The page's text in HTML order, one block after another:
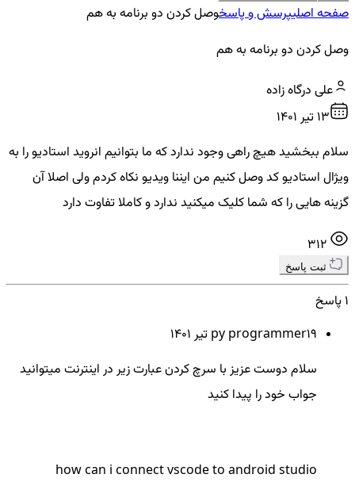
صفحه اصلیپرسش و پاسخوصل کردن دو برنامه به هم
وصل کردن دو برنامه به هم
علی درگاه زاده
13 تير ۱۴۰۱
سلام ببخشید هیچ راهی وجود ندارد که ما بتوانیم انروید استادیو را به
ویژال استادیو کد وصل کنیم من ایننا ویدیو نکاه کردم ولی اصلا آن
گزینه هایی را که شما کلیک میکنید ندارد و کاملا تفاوت دارد
ثبت پاسخ
1 پاسخ
py programmer19 تير ۱۴۰۱
سلام دوست عزیز با سرچ کردن عبارت زیر در اینترنت میتوانید
جواب خود را پیدا کنید
how can i connect vscode to android studio